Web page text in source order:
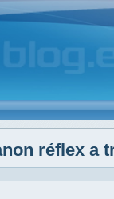
réflex a